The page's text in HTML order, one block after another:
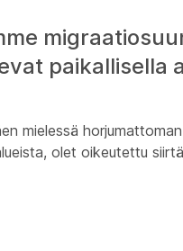
paikallisella
mielessä
olet oikeutettu